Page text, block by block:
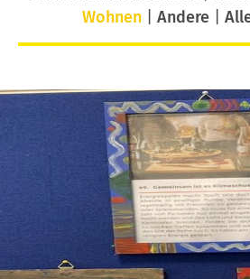
Wohnen| Andere|